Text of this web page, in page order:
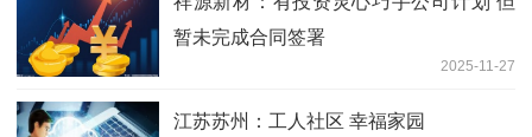
暂未完成合同签署
2025-11-27
江苏苏州：工人社区 幸福家园